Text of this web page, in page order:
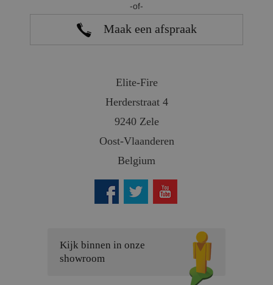
-of-
Maak een afspraak
Elite-Fire
Herderstraat 4
9240 Zele
Oost-Vlaanderen
Belgium
Kijk binnen in onze
showroom